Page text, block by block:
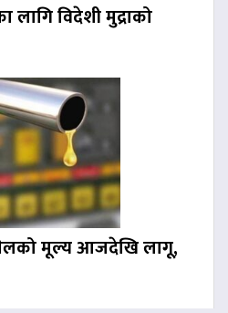
विदेशी मुद्राको
मूल्य आजदेखि लागू,